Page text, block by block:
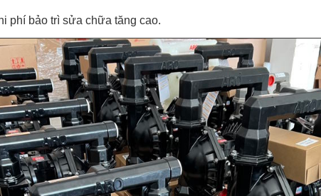
phí bảo trì sửa chữa tăng cao.